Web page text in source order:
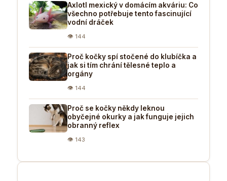
Axlotl mexický v domácím akváriu: Co
všechno potřebuje tento fascinující
vodní dráček
👁 144
Proč kočky spí stočené do klubíčka a
jak si tím chrání tělesné teplo a
orgány
👁 144
Proč se kočky někdy leknou
obyčejné okurky a jak funguje jejich
obranný reflex
👁 143